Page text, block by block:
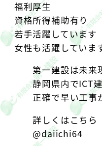
福利厚生
資格所得補助有り
︎若手活躍しています
女性も活躍していま
第一建設は未来
静岡県内でICT建
正確で早い工事
詳しくはこちら
@daiichi64